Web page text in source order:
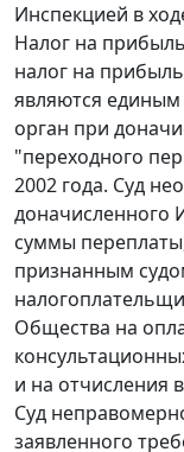
Инспекцией в
Налог на
налог на
являются
орган при
"переходного
2002 года. Суд
доначисленного
суммы
признанным
Общества на
и на отчисления
Суд
заявленного